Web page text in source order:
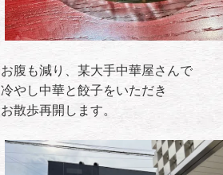
お腹も減り、某大手中華屋さんで
冷やし中華と餃子をいただき
お散歩再開します。